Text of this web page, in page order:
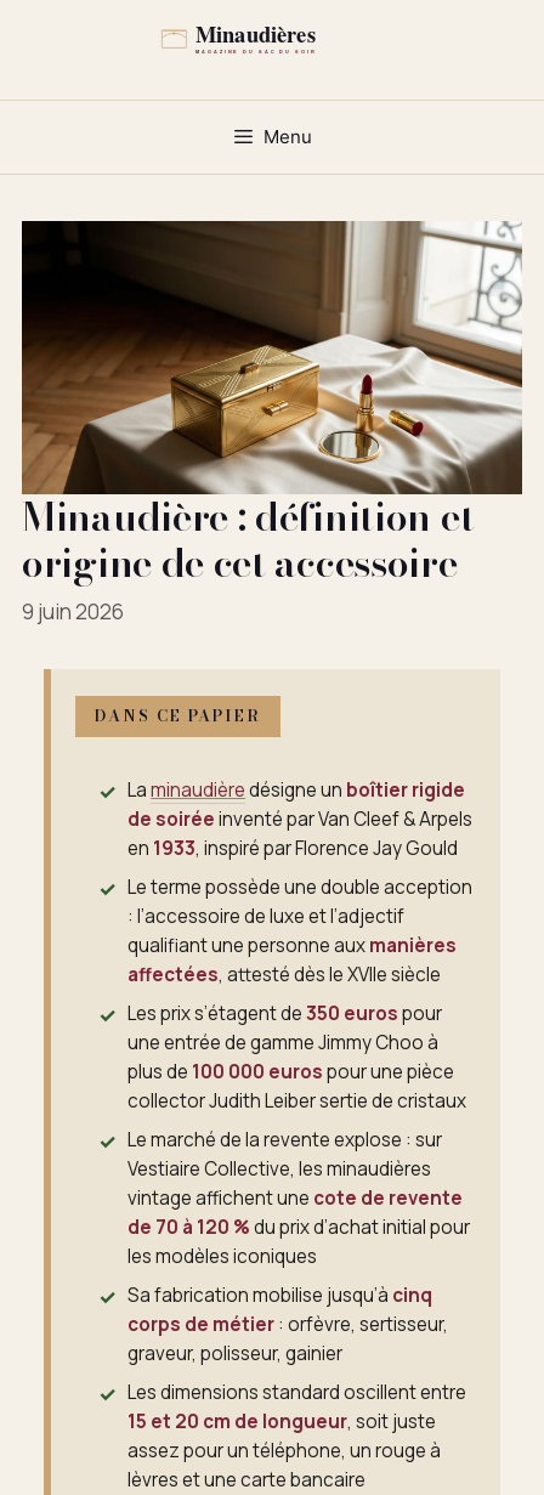
Menu
Minaudière : définition et
origine de cet accessoire
9 juin 2026
DANS CE PAPIER
Laminaudièredésigne un boîtier rigide
de soiréeinventé par Van Cleef & Arpels
en 1933, inspiré par Florence Jay Gould
Le terme possède une double acception
: l’accessoire de luxe et l’adjectif
qualifiant une personne auxmanières
affectées, attesté dès le XVIIe siècle
Les prix s’étagent de350 eurospour
une entrée de gamme Jimmy Choo à
plus de 100 000 eurospour une pièce
collector Judith Leiber sertie de cristaux
Le marché de la revente explose : sur
Vestiaire Collective, les minaudières
vintage affichent une cote de revente
de 70 à 120 %du prix d’achat initial pour
les modèles iconiques
Sa fabrication mobilise jusqu’à cinq
corps de métier: orfèvre, sertisseur,
graveur, polisseur, gainier
Les dimensions standard oscillent entre
15 et 20 cm de longueur, soit juste
assez pour un téléphone, un rouge à
lèvres et une carte bancaire